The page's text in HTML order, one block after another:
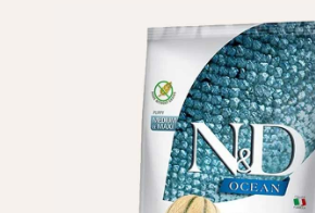
АКЦІЇ
ДЛЯ КОТІВ
Оплата і доставка
Програма лояльності
Про Нас